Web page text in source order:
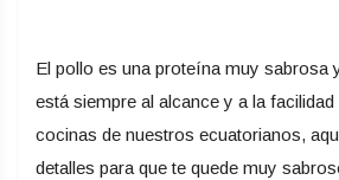
El pollo es una proteína muy sabrosa
está siempre al alcance y a la
cocinas de nuestros ecuatorianos,
detalles para que te quede muy